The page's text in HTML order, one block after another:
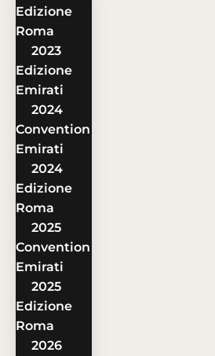
Edizione
Roma
2023
Edizione
Emirati
2024
Convention
Emirati
2024
Edizione
Roma
2025
Convention
Emirati
2025
Edizione
Roma
2026